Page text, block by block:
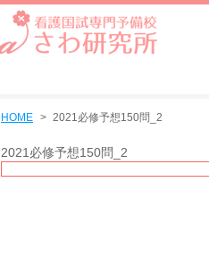
HOME 2021必修予想150問_2
2021必修予想150問_2